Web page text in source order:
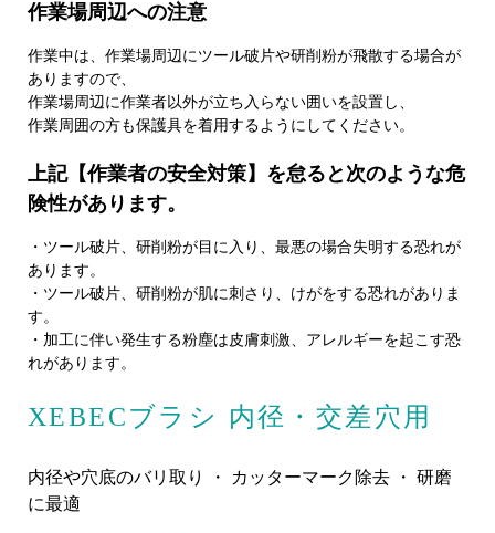
作業場周辺への注意
作業中は、作業場周辺にツール破片や研削粉が飛散する場合が
ありますので、
作業場周辺に作業者以外が立ち入らない囲いを設置し、
作業周囲の方も保護具を着用するようにしてください。
上記【作業者の安全対策】を怠ると次のような危
険性があります。
・ツール破片、研削粉が目に入り、最悪の場合失明する恐れが
あります。
・ツール破片、研削粉が肌に刺さり、けがをする恐れがありま
す。
・加工に伴い発生する粉塵は皮膚刺激、アレルギーを起こす恐
れがあります。
XEBECブラシ 内径・交差穴用
内径や穴底のバリ取り ・ カッターマーク除去 ・ 研磨
に最適